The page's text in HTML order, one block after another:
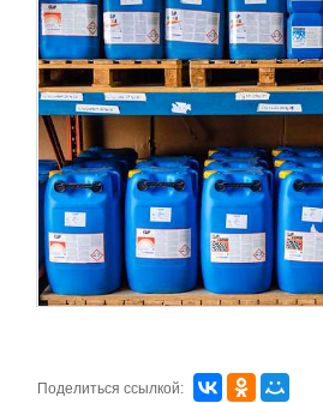
Поделиться ссылкой: